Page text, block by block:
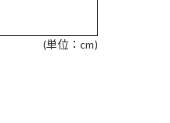
(単位：cm)